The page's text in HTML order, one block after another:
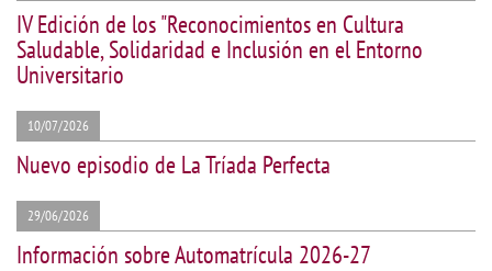
IV Edición de los "Reconocimientos en Cultura
Saludable, Solidaridad e Inclusión en el Entorno
Universitario
10/07/2026
Nuevo episodio de La Tríada Perfecta
29/06/2026
Información sobre Automatrícula 2026-27